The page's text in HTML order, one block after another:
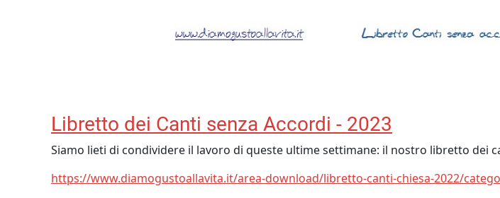
Libretto dei Canti senza Accordi - 2023
Siamo lieti di condividere il lavoro di queste ultime settimane: il nostro libretto dei
https://www.diamogustoallavita.it/area-download/libretto-canti-chiesa-2022/